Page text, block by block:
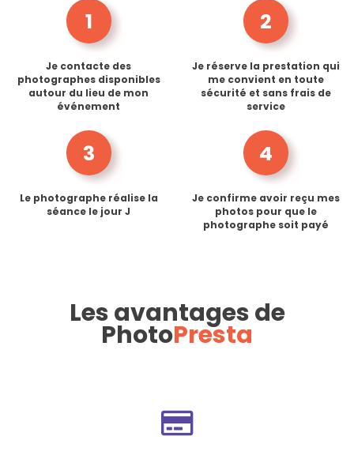
1
Je contacte des
photographes disponibles
autour du lieu de mon
événement
2
Je réserve la prestation qui
me convient en toute
sécurité et sans frais de
service
3
Le photographe réalise la
séance le jour J
4
Je confirme avoir reçu mes
photos pour que le
photographe soit payé
Les avantages de
PhotoPresta